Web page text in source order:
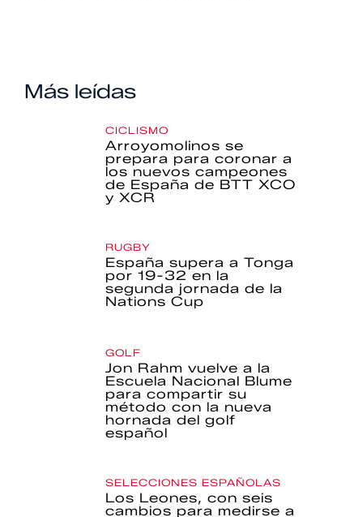
Más leídas
CICLISMO
Arroyomolinos se
prepara para coronar a
los nuevos campeones
de España de BTT XCO
y XCR
RUGBY
España supera a Tonga
por 19-32 en la
segunda jornada de la
Nations Cup
GOLF
Jon Rahm vuelve a la
Escuela Nacional Blume
para compartir su
método con la nueva
hornada del golf
español
SELECCIONES ESPAÑOLAS
Los Leones, con seis
cambios para medirse a